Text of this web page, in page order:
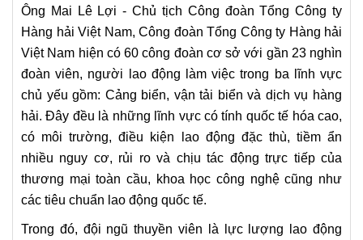
Ông Mai Lê Lợi - Chủ tịch Công đoàn Tổng Công ty
Hàng hải Việt Nam, Công đoàn Tổng Công ty Hàng hải
Việt Nam hiện có 60 công đoàn cơ sở với gần 23 nghìn
đoàn viên, người lao động làm việc trong ba lĩnh vực
chủ yếu gồm: Cảng biển, vận tải biển và dịch vụ hàng
hải. Đây đều là những lĩnh vực có tính quốc tế hóa cao,
có môi trường, điều kiện lao động đặc thù, tiềm ẩn
nhiều nguy cơ, rủi ro và chịu tác động trực tiếp của
thương mại toàn cầu, khoa học công nghệ cũng như
các tiêu chuẩn lao động quốc tế.
Trong đó, đội ngũ thuyền viên là lực lượng lao động